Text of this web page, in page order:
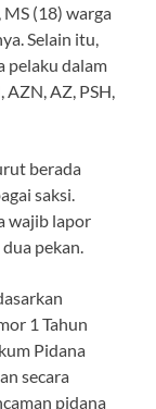
(18) warga
Selain itu,
pelaku dalam
AZ, PSH,
berada
saksi.
wajib lapor
pekan.
1 Tahun
Pidana
secara
pidana